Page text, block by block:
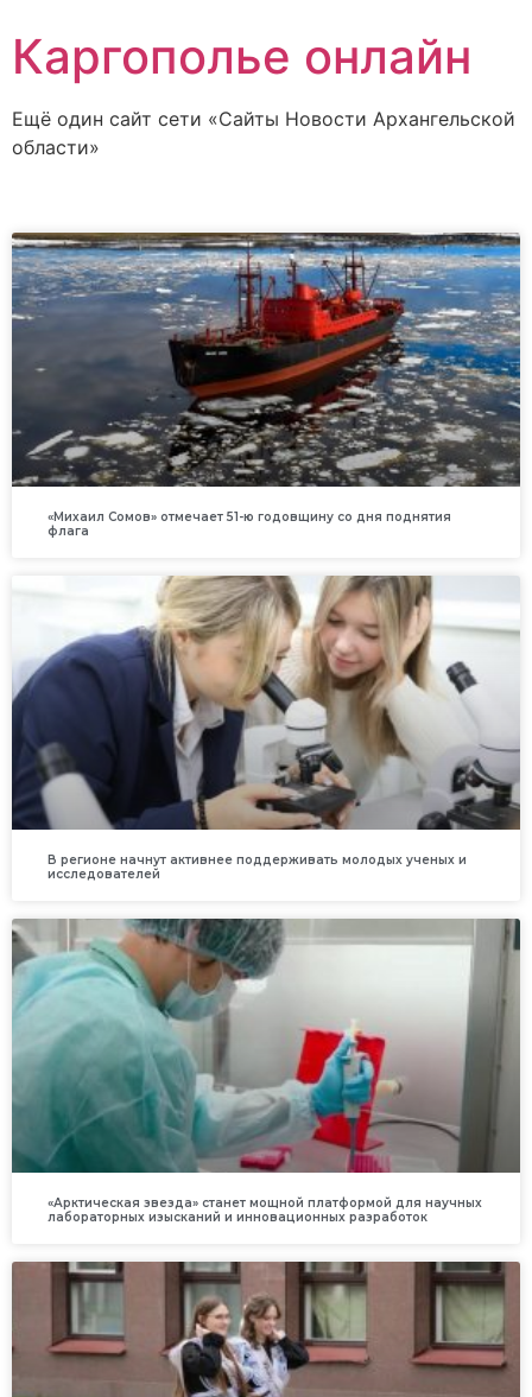
Каргополье онлайн
Ещё один сайт сети «Сайты Новости Архангельской
области»
«Михаил Сомов» отмечает 51-ю годовщину со дня поднятия
флага
В регионе начнут активнее поддерживать молодых ученых и
исследователей
«Арктическая звезда» станет мощной платформой для научных
лабораторных изысканий и инновационных разработок